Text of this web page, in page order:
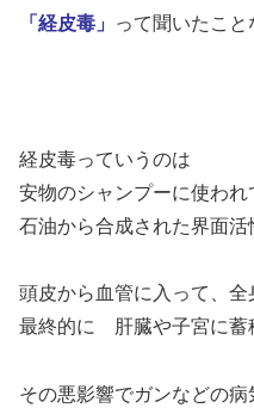
「経皮毒」 って聞いたこと
経皮毒っていうのは
安物のシャンプーに使われ
石油から合成された界面活
頭皮から血管に入って、全
最終的に 肝臓や子宮に蓄
その悪影響でガンなどの病